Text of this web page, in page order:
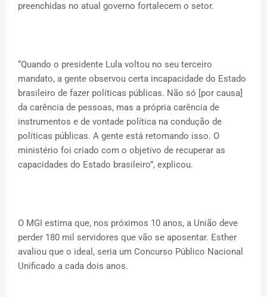
preenchidas no atual governo fortalecem o setor.
“Quando o presidente Lula voltou no seu terceiro
mandato, a gente observou certa incapacidade do Estado
brasileiro de fazer políticas públicas. Não só [por causa]
da carência de pessoas, mas a própria carência de
instrumentos e de vontade política na condução de
políticas públicas. A gente está retomando isso. O
ministério foi criado com o objetivo de recuperar as
capacidades do Estado brasileiro”, explicou.
O MGI estima que, nos próximos 10 anos, a União deve
perder 180 mil servidores que vão se aposentar. Esther
avaliou que o ideal, seria um Concurso Público Nacional
Unificado a cada dois anos.